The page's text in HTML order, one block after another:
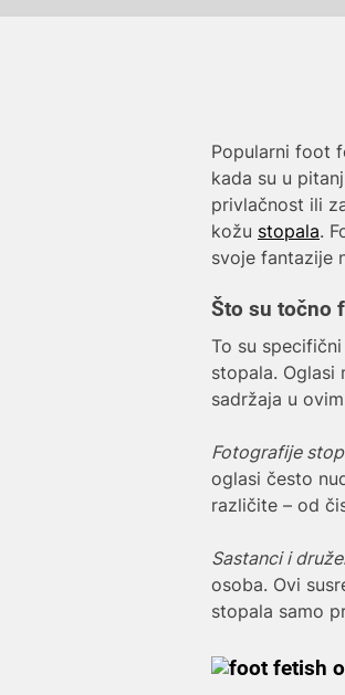
Popularni foot
kada su u
privlačnost ili
kožu stopala.
svoje fantazije
Što su točno
To su
stopala.
sadržaja u
Fotografije
oglasi često
različite – od
Sastanci i
osoba. Ovi
stopala samo